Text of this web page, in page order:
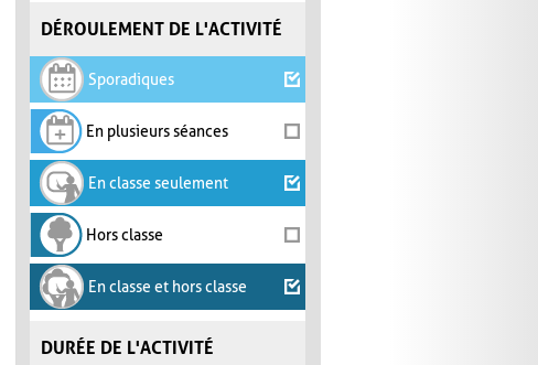
DÉROULEMENT DE L'ACTIVITÉ
Sporadiques
En plusieurs séances
En classe seulement
Hors classe
En classe et hors classe
DURÉE DE L'ACTIVITÉ